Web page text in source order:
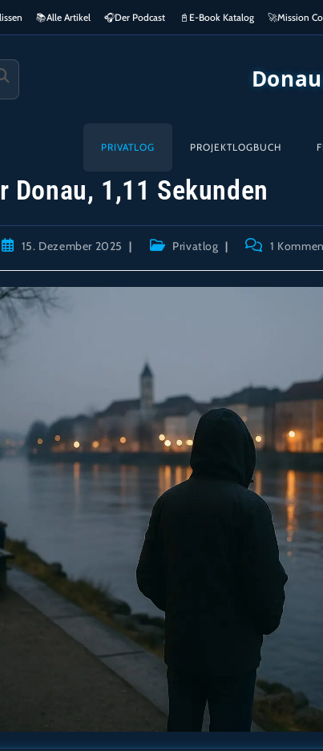
📚Alle Artikel 🎧​Der Podcast 📓 E-Book Katalog 🚀Mission
PRIVATLOG PROJEKTLOGBUCH
Donau, 1,11 Sekunden
Beitrag15. Dezember 2025
Beitrags-Privatlog
Beitrags-
1